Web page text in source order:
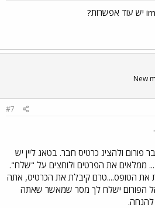
New
#7
פורום ולהציג כרטיס חבר. בטאג ליין יש
ממלאים את הפרטים ולוחצים על "שלח".
את הטופס....טרם קיבלת את הכרטיס, אתה
הפורום ישלח לך מסר שמאשר שאתה
להנחה.